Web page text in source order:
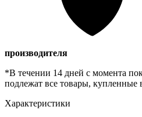
производителя
*В течении 14 дней с момента
подлежат все товары, купленные
Характеристики